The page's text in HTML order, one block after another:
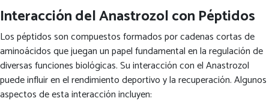
Interacción del Anastrozol con Péptidos
Los péptidos son compuestos formados por cadenas cortas de
aminoácidos que juegan un papel fundamental en la regulación de
diversas funciones biológicas. Su interacción con el Anastrozol
puede influir en el rendimiento deportivo y la recuperación. Algunos
aspectos de esta interacción incluyen: